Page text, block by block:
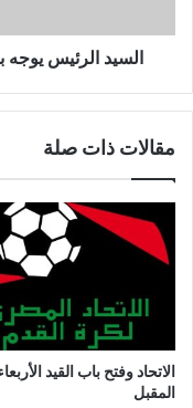
السيد الرئيس يوجه
مقالات ذات صلة
الاتحاد وفتح باب القيد
المقبل